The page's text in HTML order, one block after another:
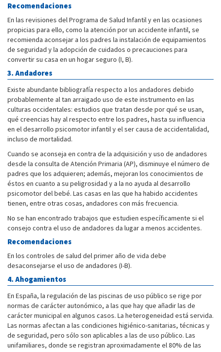
Recomendaciones
En las revisiones del Programa de Salud Infantil y en las ocasiones
propicias para ello, como la atención por un accidente infantil, se
recomienda aconsejar a los padres la instalación de equipamientos
de seguridad y la adopción de cuidados o precauciones para
convertir su casa en un hogar seguro (I, B).
3. Andadores
Existe abundante bibliografía respecto a los andadores debido
probablemente al tan arraigado uso de este instrumento en las
culturas occidentales: estudios que tratan desde por qué se usan,
qué creencias hay al respecto entre los padres, hasta su influencia
en el desarrollo psicomotor infantil y el ser causa de accidentalidad,
incluso de mortalidad.
Cuando se aconseja en contra de la adquisición y uso de andadores
desde la consulta de Atención Primaria (AP), disminuye el número de
padres que los adquieren; además, mejoran los conocimientos de
éstos en cuanto a su peligrosidad y a la no ayuda al desarrollo
psicomotor del bebé. Las casas en las que ha habido accidentes
tienen, entre otras cosas, andadores con más frecuencia.
No se han encontrado trabajos que estudien específicamente si el
consejo contra el uso de andadores da lugar a menos accidentes.
Recomendaciones
En los controles de salud del primer año de vida debe
desaconsejarse el uso de andadores (I-B).
4. Ahogamientos
En España, la regulación de las piscinas de uso público se rige por
normas de carácter autonómico, a las que hay que añadir las de
carácter municipal en algunos casos. La heterogeneidad está servida.
Las normas afectan a las condiciones higiénico-sanitarias, técnicas y
de seguridad, pero sólo son aplicables a las de uso público. Las
unifamiliares, donde se registran aproximadamente el 80% de las